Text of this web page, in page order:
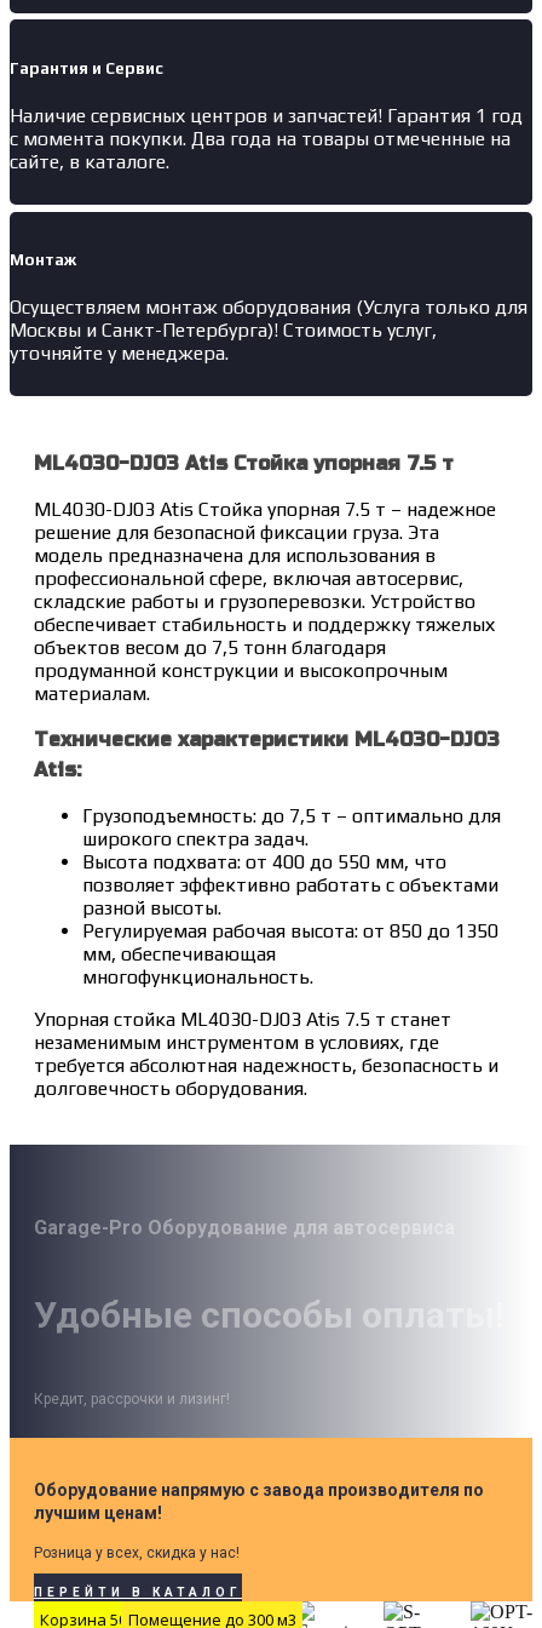
Гарантия и Сервис
Наличие сервисных центров и запчастей! Гарантия 1 год
с момента покупки. Два года на товары отмеченные на
сайте, в каталоге.
Монтаж
Осуществляем монтаж оборудования (Услуга только для
Москвы и Санкт-Петербурга)! Стоимость услуг,
уточняйте у менеджера.
ML4030-DJ03 Atis Стойка упорная 7.5 т
ML4030-DJ03 Atis Стойка упорная 7.5 т – надежное
решение для безопасной фиксации груза. Эта
модель предназначена для использования в
профессиональной сфере, включая автосервис,
складские работы и грузоперевозки. Устройство
обеспечивает стабильность и поддержку тяжелых
объектов весом до 7,5 тонн благодаря
продуманной конструкции и высокопрочным
материалам.
Технические характеристики ML4030-DJ03
Atis:
Грузоподъемность: до 7,5 т – оптимально для
широкого спектра задач.
Высота подхвата: от 400 до 550 мм, что
позволяет эффективно работать с объектами
разной высоты.
Регулируемая рабочая высота: от 850 до 1350
мм, обеспечивающая
многофункциональность.
Упорная стойка ML4030-DJ03 Atis 7.5 т станет
незаменимым инструментом в условиях, где
требуется абсолютная надежность, безопасность и
долговечность оборудования.
Garage-Pro Оборудование для автосервиса
Удобные способы оплаты!
Кредит, рассрочки и лизинг!
Оборудование напрямую с завода производителя по
лучшим ценам!
Розница у всех, скидка у нас!
ПЕРЕЙТИ В КАТАЛОГ
Корзина 500 ммПомещение до 300 м3